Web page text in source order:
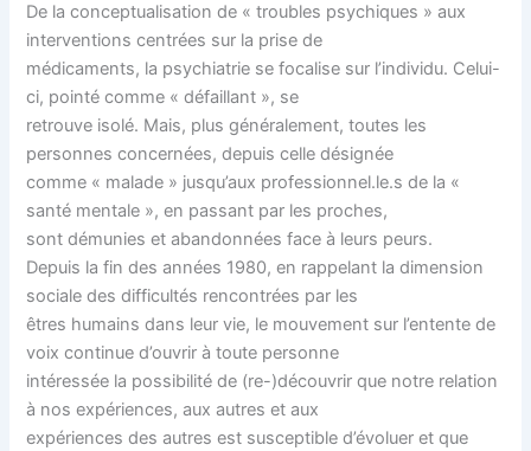
De la conceptualisation de « troubles psychiques » aux
interventions centrées sur la prise de
médicaments, la psychiatrie se focalise sur l’individu. Celui-
ci, pointé comme « défaillant », se
retrouve isolé. Mais, plus généralement, toutes les
personnes concernées, depuis celle désignée
comme « malade » jusqu’aux professionnel.le.s de la «
santé mentale », en passant par les proches,
sont démunies et abandonnées face à leurs peurs.
Depuis la fin des années 1980, en rappelant la dimension
sociale des difficultés rencontrées par les
êtres humains dans leur vie, le mouvement sur l’entente de
voix continue d’ouvrir à toute personne
intéressée la possibilité de (re-)découvrir que notre relation
à nos expériences, aux autres et aux
expériences des autres est susceptible d’évoluer et que